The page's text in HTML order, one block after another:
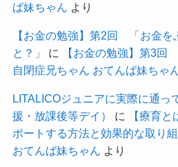
ば妹ちゃん より
【お金の勉強】第2回 「お金を
と？」
に
【お金の勉強】第3
自閉症兄ちゃん おてんば妹ちゃ
LITALICOジュニアに実際に通っ
援・放課後等デイ）
に
【療育
ポートする方法と効果的な取り
おてんば妹ちゃん より